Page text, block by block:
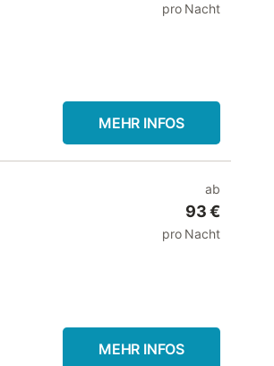
pro Nacht
MEHR INFOS
ab
93 €
pro Nacht
MEHR INFOS